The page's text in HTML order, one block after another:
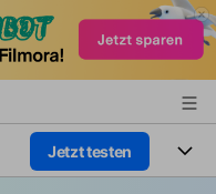
Jetzt testen